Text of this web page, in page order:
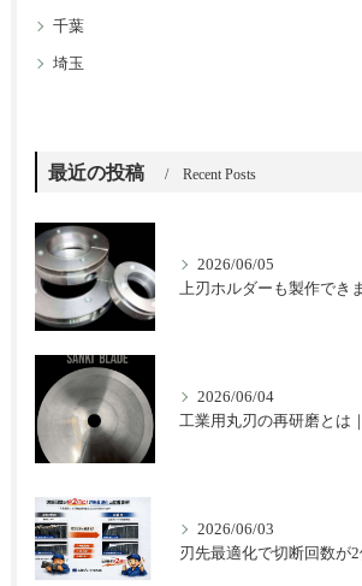
千葉
埼玉
最近の投稿 Recent Posts
2026/06/05
2026/06/04
2026/06/03